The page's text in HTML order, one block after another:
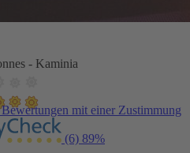
- Kaminia
mit einer Zustimmung
(6) 89%